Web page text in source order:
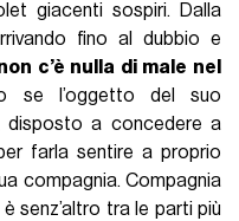
giacenti sospiri. Dalla
fino al dubbio e
c’è nulla di male nel
se l’oggetto del suo
disposto a concedere a
farla sentire a proprio
compagnia. Compagnia
senz’altro tra le parti più